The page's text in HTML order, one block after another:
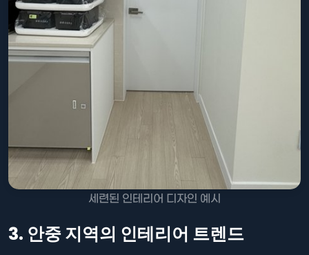
세련된 인테리어 디자인 예시
3. 안중 지역의 인테리어 트렌드